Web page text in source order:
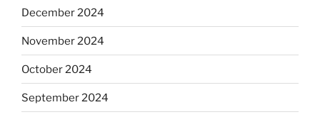
December 2024
November 2024
October 2024
September 2024